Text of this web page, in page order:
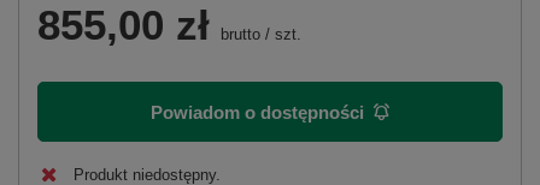
855,00 zł brutto / szt.
Powiadom o dostępności
Produkt niedostępny